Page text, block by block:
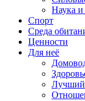
Наука и
Спорт
Среда
Ценности
Для неё